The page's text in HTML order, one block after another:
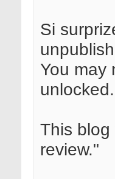
Si
You may
unlocked.
This
review."